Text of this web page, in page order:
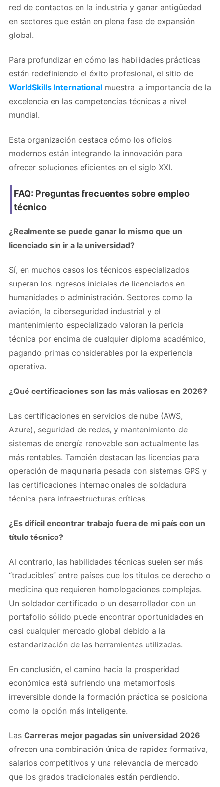
red de contactos en la industria y ganar antigüedad
en sectores que están en plena fase de expansión
global.
Para profundizar en cómo las habilidades prácticas
están redefiniendo el éxito profesional, el sitio de
WorldSkills International muestra la importancia de la
excelencia en las competencias técnicas a nivel
mundial.
Esta organización destaca cómo los oficios
modernos están integrando la innovación para
ofrecer soluciones eficientes en el siglo XXI.
FAQ: Preguntas frecuentes sobre empleo
técnico
¿Realmente se puede ganar lo mismo que un
licenciado sin ir a la universidad?
Sí, en muchos casos los técnicos especializados
superan los ingresos iniciales de licenciados en
humanidades o administración. Sectores como la
aviación, la ciberseguridad industrial y el
mantenimiento especializado valoran la pericia
técnica por encima de cualquier diploma académico,
pagando primas considerables por la experiencia
operativa.
¿Qué certificaciones son las más valiosas en 2026?
Las certificaciones en servicios de nube (AWS,
Azure), seguridad de redes, y mantenimiento de
sistemas de energía renovable son actualmente las
más rentables. También destacan las licencias para
operación de maquinaria pesada con sistemas GPS y
las certificaciones internacionales de soldadura
técnica para infraestructuras críticas.
¿Es difícil encontrar trabajo fuera de mi país con un
título técnico?
Al contrario, las habilidades técnicas suelen ser más
“traducibles” entre países que los títulos de derecho o
medicina que requieren homologaciones complejas.
Un soldador certificado o un desarrollador con un
portafolio sólido puede encontrar oportunidades en
casi cualquier mercado global debido a la
estandarización de las herramientas utilizadas.
En conclusión, el camino hacia la prosperidad
económica está sufriendo una metamorfosis
irreversible donde la formación práctica se posiciona
como la opción más inteligente.
Las Carreras mejor pagadas sin universidad 2026
ofrecen una combinación única de rapidez formativa,
salarios competitivos y una relevancia de mercado
que los grados tradicionales están perdiendo.